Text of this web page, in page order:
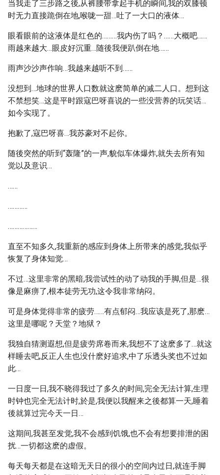
当我走了三步路之後,从裤腰带拿起手机的瞬间,我的双膝顿
时无力直接跪倒在地,喉咙一甜…吐了一大口的液体…
眼看眼前的这液体是红色的………我内伤了吗？……大概吧……
雨越来越大…眼皮好沉重…随後我便趴倒在地……
雨声沙沙声作响…我越来越听不到……
没想到…地球的世界人口数就这麽简单的减二人口。想到这
不禁想笑…这是平时跟寇巴呀喜说的一些没营养的玩笑话…
如今实现了。
抱歉了,寇巴呀喜…我苏豪对不起你。
随後突然的听到“轰隆”的一声,貌似车体爆炸,就失去所有知
觉以及意识…
……
…………
………………
直至不知多久,我重新的感应到身体上所带来的感觉,我似乎
恢复了身体知觉…
不过…这里非常的黑暗,我尝试性的动了动我的手脚,但是…很
像是麻痹了,根本徒劳无功,这令我非常纳闷。
可是身体觉得非常的疲劳……有点郁闷…我应该是死了,那麽…
这里是哪呢？天堂？地狱？
我独自猜测遐想,但是疲劳席卷而来,我想不了这麽多了…就这
样睡去吧,反正人生也没什麽好追求,中了乐透头奖也不过如
此…
一日度一日,我不晓得我过了多久的时间,完全无法计算,生理
时钟也完全无法计时,於是,我便以我醒来之後都算一天,睡着
後就算过完今天一日…
这期间,我甚至发觉,我不会感到饥饿,也不会有想要排泄的困
扰…一切都这麽的虚假。
每天每天都是在这暗无天日的很小的空间内过日,就连手脚